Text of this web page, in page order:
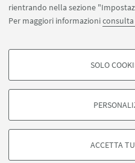
rientrando nella sezione
Per maggiori informazioni
COOKIE DI PROFILAZIONE -
degli utenti, creare profili in base al
di marketing.
Google/Youtube Video
SOLO
ACCETTA
©Copyright 2026 - ALMA
Bologna - Via Zamboni, 33 -
Privacy
Note legali